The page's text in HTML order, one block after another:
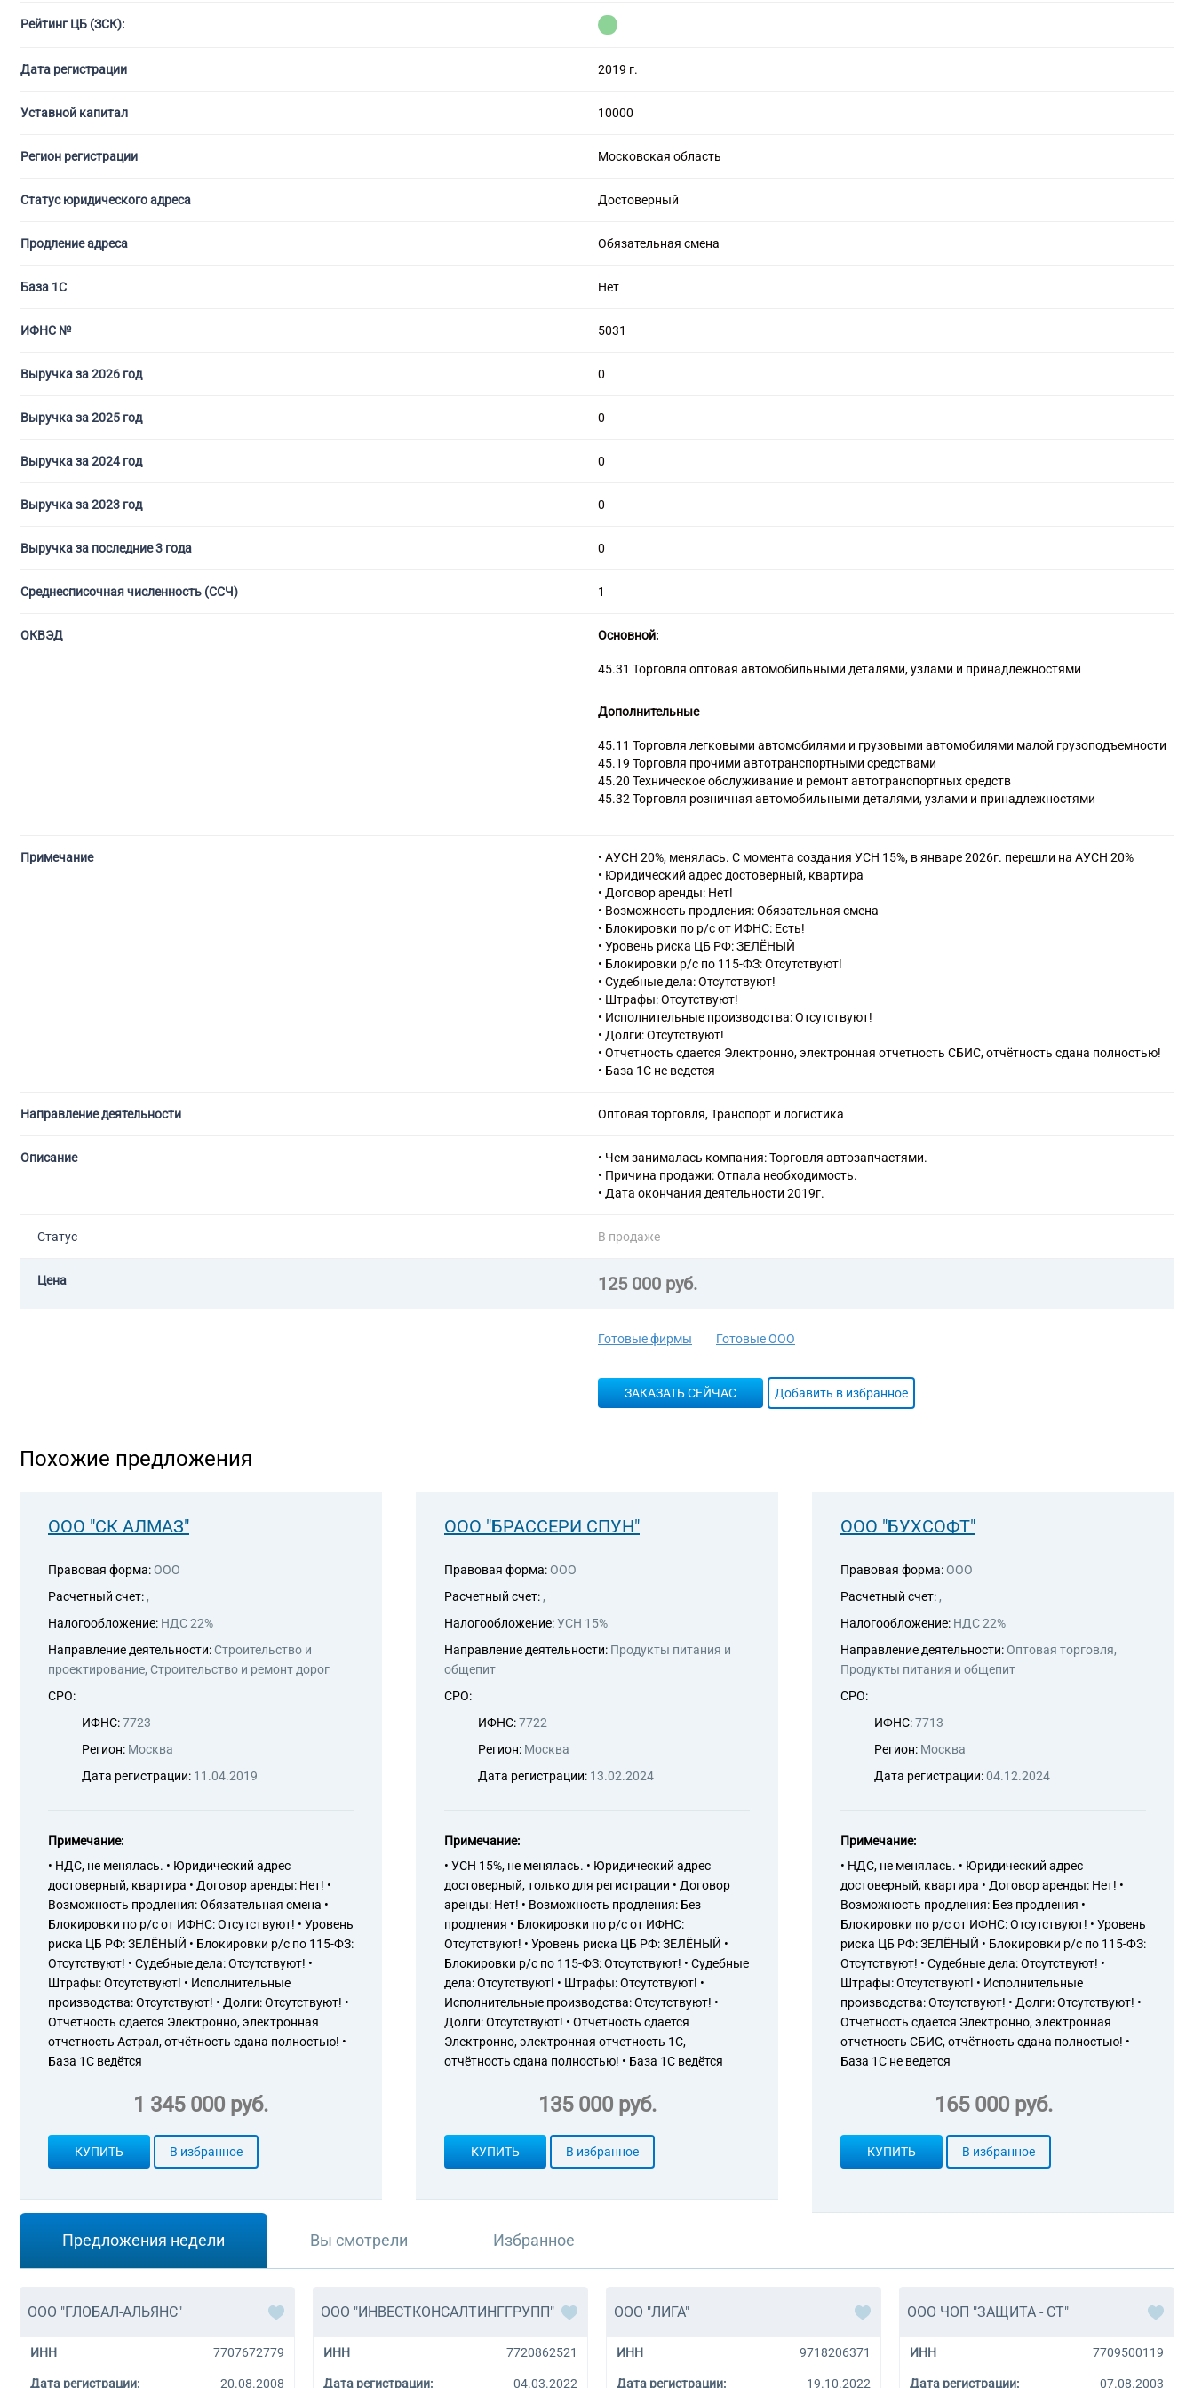
С лицензией на алмазную торговлю
Рейтинг ЦБ (ЗСК):
Дата регистрации 2019 г.
Уставной капитал 10000
Регион регистрации Московская область
Статус юридического адреса Достоверный
Продление адреса Обязательная смена
База 1С Нет
ИФНС № 5031
Выручка за 2026 год 0
Выручка за 2025 год 0
Выручка за 2024 год 0
Выручка за 2023 год 0
Выручка за последние 3 года 0
Среднесписочная численность (ССЧ) 1
ОКВЭД Основной:
45.31 Торговля оптовая автомобильными деталями, узлами и принадлежностями
Дополнительные
45.11 Торговля легковыми автомобилями и грузовыми автомобилями малой грузоподъемности
45.19 Торговля прочими автотранспортными средствами
45.20 Техническое обслуживание и ремонт автотранспортных средств
45.32 Торговля розничная автомобильными деталями, узлами и принадлежностями
Примечание
• АУСН 20%, менялась. С момента создания УСН 15%, в январе 2026г. перешли на АУСН 20%
• Юридический адрес достоверный, квартира
• Договор аренды: Нет!
• Возможность продления: Обязательная смена
• Блокировки по р/с от ИФНС: Есть!
• Уровень риска ЦБ РФ: ЗЕЛЁНЫЙ
• Блокировки р/с по 115-ФЗ: Отсутствуют!
• Судебные дела: Отсутствуют!
• Штрафы: Отсутствуют!
• Исполнительные производства: Отсутствуют!
• Долги: Отсутствуют!
• Отчетность сдается Электронно, электронная отчетность СБИС, отчётность сдана полностью!
• База 1С не ведется
Направление деятельности Оптовая торговля, Транспорт и логистика
Описание
• Чем занималась компания: Торговля автозапчастями.
• Причина продажи: Отпала необходимость.
• Дата окончания деятельности 2019г.
Статус В продаже
Цена 125 000 руб.
Готовые фирмы Готовые ООО
ЗАКАЗАТЬ СЕЙЧАС Добавить в избранное
Похожие предложения
ООО "СК АЛМАЗ"
Правовая форма: ООО
Расчетный счет: ,
Налогообложение: НДС 22%
Направление деятельности: Строительство и
проектирование, Строительство и ремонт дорог
СРО:
ИФНС:7723
Регион: Москва
Дата регистрации: 11.04.2019
Примечание:
• НДС, не менялась. • Юридический адрес
достоверный, квартира • Договор аренды: Нет! •
Возможность продления: Обязательная смена •
Блокировки по р/с от ИФНС: Отсутствуют! • Уровень
риска ЦБ РФ: ЗЕЛЁНЫЙ • Блокировки р/с по 115-ФЗ:
Отсутствуют! • Судебные дела: Отсутствуют! •
Штрафы: Отсутствуют! • Исполнительные
производства: Отсутствуют! • Долги: Отсутствуют! •
Отчетность сдается Электронно, электронная
отчетность Астрал, отчётность сдана полностью! •
База 1С ведётся
1 345 000 руб.
КУПИТЬ В избранное
ООО "БРАССЕРИ СПУН"
Правовая форма: ООО
Расчетный счет: ,
Налогообложение:УСН 15%
Направление деятельности: Продукты питания и
общепит
СРО:
ИФНС:7722
Регион: Москва
Дата регистрации: 13.02.2024
Примечание:
• УСН 15%, не менялась. • Юридический адрес
достоверный, только для регистрации • Договор
аренды: Нет! • Возможность продления: Без
продления • Блокировки по р/с от ИФНС:
Отсутствуют! • Уровень риска ЦБ РФ: ЗЕЛЁНЫЙ •
Блокировки р/с по 115-ФЗ: Отсутствуют! • Судебные
дела: Отсутствуют! • Штрафы: Отсутствуют! •
Исполнительные производства: Отсутствуют! •
Долги: Отсутствуют! • Отчетность сдается
Электронно, электронная отчетность 1С,
отчётность сдана полностью! • База 1С ведётся
135 000 руб.
КУПИТЬ В избранное
ООО "БУХСОФТ"
Правовая форма: ООО
Расчетный счет: ,
Налогообложение: НДС 22%
Направление деятельности: Оптовая торговля,
Продукты питания и общепит
СРО:
ИФНС:7713
Регион: Москва
Дата регистрации:04.12.2024
Примечание:
• НДС, не менялась. • Юридический адрес
достоверный, квартира • Договор аренды: Нет! •
Возможность продления: Без продления •
Блокировки по р/с от ИФНС: Отсутствуют! • Уровень
риска ЦБ РФ: ЗЕЛЁНЫЙ • Блокировки р/с по 115-ФЗ:
Отсутствуют! • Судебные дела: Отсутствуют! •
Штрафы: Отсутствуют! • Исполнительные
производства: Отсутствуют! • Долги: Отсутствуют! •
Отчетность сдается Электронно, электронная
отчетность СБИС, отчётность сдана полностью! •
База 1С не ведется
165 000 руб.
КУПИТЬ В избранное
Предложения недели Вы смотрели Избранное
ООО "ГЛОБАЛ-АЛЬЯНС"
ИНН 7707672779
Дата регистрации: 20.08.2008
ООО "ИНВЕСТКОНСАЛТИНГГРУПП"
ИНН 7720862521
Дата регистрации: 04.03.2022
ООО "ЛИГА"
ИНН 9718206371
Дата регистрации: 19.10.2022
ООО ЧОП "ЗАЩИТА - СТ"
ИНН 7709500119
Дата регистрации: 07.08.2003